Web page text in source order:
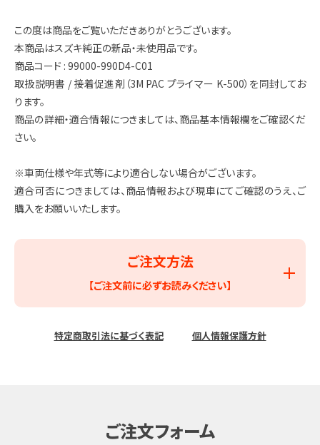
この度は商品をご覧いただきありがとうございます。
本商品はスズキ純正の新品・未使用品です。
商品コード : 99000-990D4-C01
取扱説明書 / 接着促進剤（3M PAC プライマー K-500）を同封してお
ります。
商品の詳細・適合情報につきましては、商品基本情報欄をご確認くだ
さい。
※車両仕様や年式等により適合しない場合がございます。
適合可否につきましては、商品情報および現車にてご確認のうえ、ご
購入をお願いいたします。
ご注文方法
【ご注文前に必ずお読みください】
特定商取引法に基づく表記 個人情報保護方針
ご注文フォーム